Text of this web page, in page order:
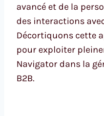
avancé et de la
des interactions
Décortiquons cette
pour exploiter
Navigator dans la
B2B.